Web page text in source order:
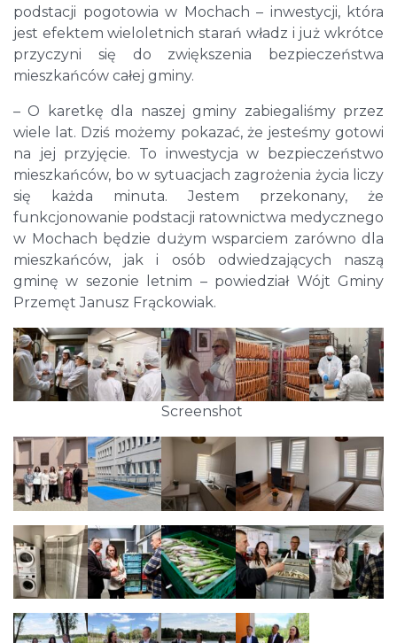
podstacji pogotowia w Mochach – inwestycji, która
jest efektem wieloletnich starań władz i już wkrótce
przyczyni się do zwiększenia bezpieczeństwa
mieszkańców całej gminy.
– O karetkę dla naszej gminy zabiegaliśmy przez
wiele lat. Dziś możemy pokazać, że jesteśmy gotowi
na jej przyjęcie. To inwestycja w bezpieczeństwo
mieszkańców, bo w sytuacjach zagrożenia życia liczy
się każda minuta. Jestem przekonany, że
funkcjonowanie podstacji ratownictwa medycznego
w Mochach będzie dużym wsparciem zarówno dla
mieszkańców, jak i osób odwiedzających naszą
gminę w sezonie letnim – powiedział Wójt Gminy
Przemęt Janusz Frąckowiak.
Screenshot